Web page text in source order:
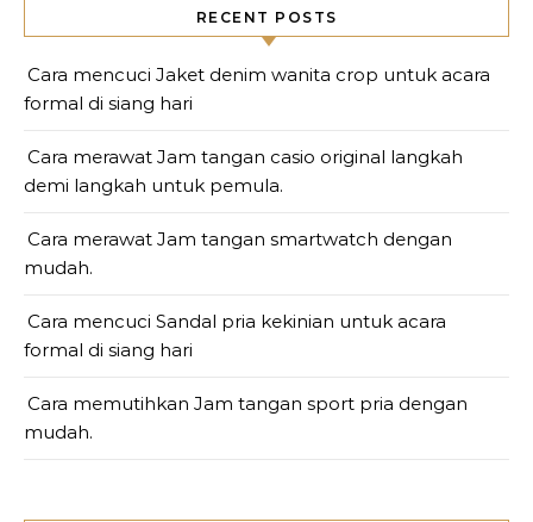
RECENT POSTS
Cara mencuci Jaket denim wanita crop untuk acara
formal di siang hari
Cara merawat Jam tangan casio original langkah
demi langkah untuk pemula.
Cara merawat Jam tangan smartwatch dengan
mudah.
Cara mencuci Sandal pria kekinian untuk acara
formal di siang hari
Cara memutihkan Jam tangan sport pria dengan
mudah.